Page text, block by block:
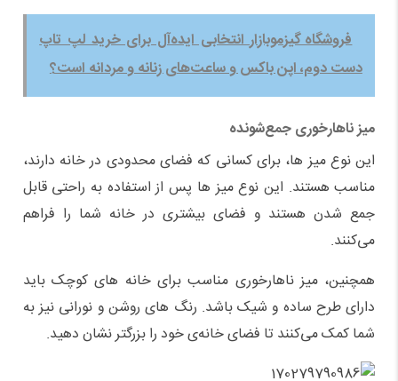
فروشگاه گیزموبازار انتخابی ایده‌آل برای خرید لپ تاپ
دست دوم، اپن باکس و ساعت‌های زنانه و مردانه است؟
میز ناهارخوری جمع‌شونده
این نوع میز ها، برای کسانی که فضای محدودی در خانه دارند،
مناسب هستند. این نوع میز ها پس از استفاده به راحتی قابل
جمع شدن هستند و فضای بیشتری در خانه شما را فراهم
می‌کنند.
همچنین، میز ناهارخوری مناسب برای خانه ‌های کوچک باید
دارای طرح ساده و شیک باشد. رنگ‌ های روشن و نورانی نیز به
شما کمک می‌کنند تا فضای خانه‌ی خود را بزرگتر نشان دهید.